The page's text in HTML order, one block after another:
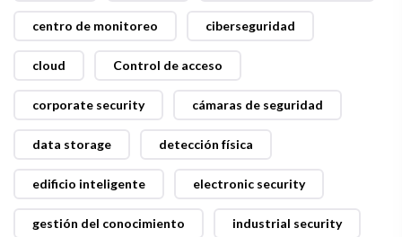
centro de monitoreo ciberseguridad
cloud Control de acceso
corporate security cámaras de seguridad
data storage detección física
edificio inteligente electronic security
gestión del conocimiento industrial security